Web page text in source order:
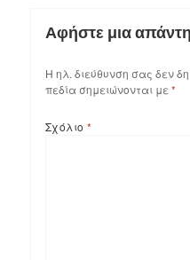
Αφήστε μια
Η ηλ. διεύθυνση σας δεν
πεδία σημειώνονται με *
Σχόλιο *